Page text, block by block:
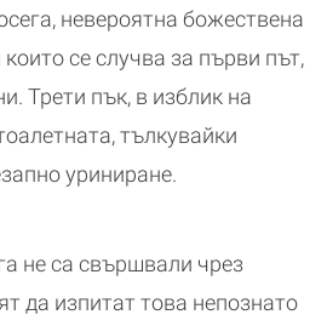
невероятна божествена
се случва за първи път,
Трети пък, в изблик на
тълкувайки
уриниране.
не са свършвали чрез
да изпитат това непознато